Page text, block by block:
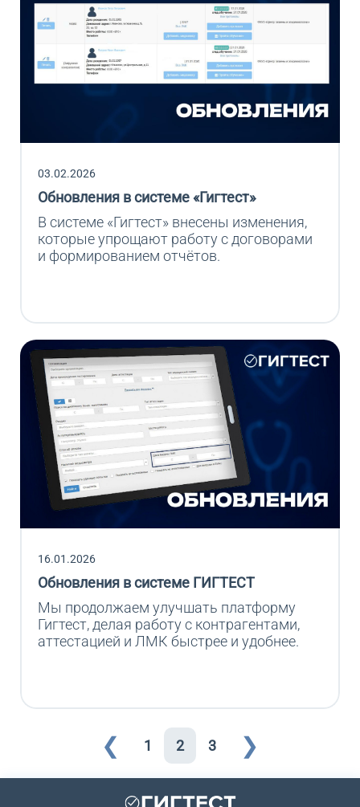
03.02.2026
Обновления в системе «Гигтест»
В системе «Гигтест» внесены изменения,
которые упрощают работу с договорами
и формированием отчётов.
16.01.2026
Обновления в системе ГИГТЕСТ
Мы продолжаем улучшать платформу
Гигтест, делая работу с контрагентами,
аттестацией и ЛМК быстрее и удобнее.
❮ 1 2 3 ❯